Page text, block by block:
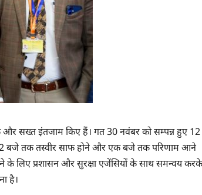
और सख्त इंतजाम किए हैं। गत 30 नवंबर को सम्पन्न हुए 12
बजे तक तस्वीर साफ होने और एक बजे तक परिणाम आने
के लिए प्रशासन और सुरक्षा एजेंसियों के साथ समन्वय करके
है।